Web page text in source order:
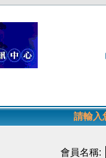
請輸入
會員名稱: